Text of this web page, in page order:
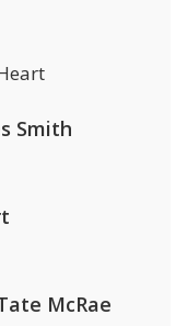
Smith
McRae